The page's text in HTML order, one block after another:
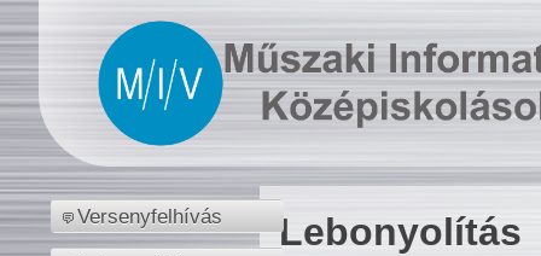
Versenyfelhívás Lebonyolítás